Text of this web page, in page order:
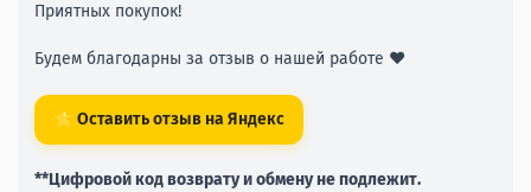
Приятных покупок!
Будем благодарны за отзыв о нашей работе ❤️
⭐ Оставить отзыв на Яндекс
**Цифровой код возврату и обмену не подлежит.